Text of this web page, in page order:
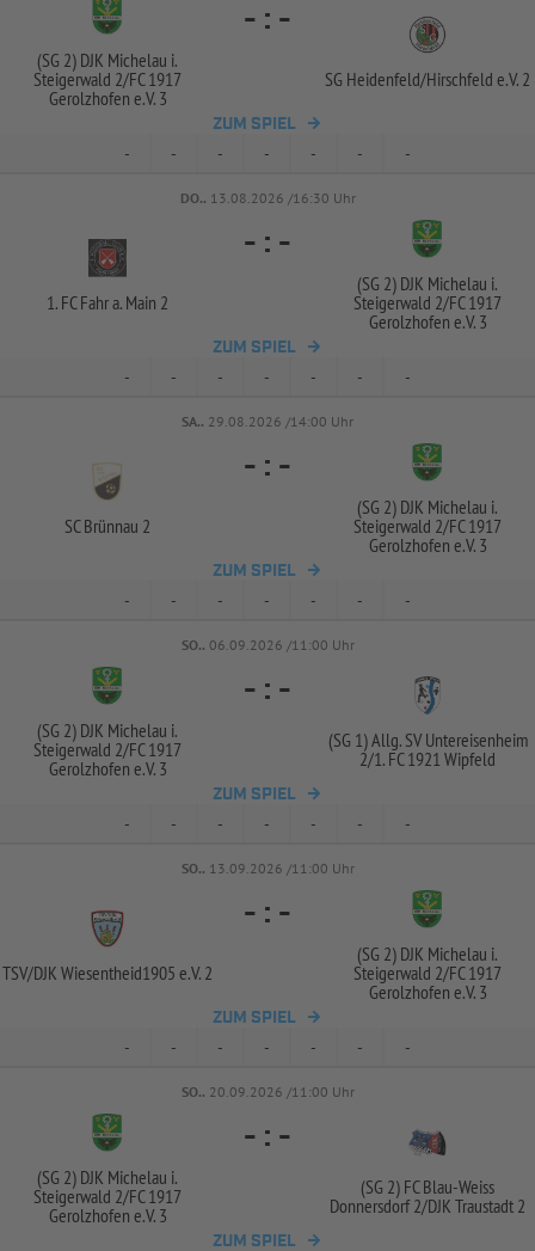
(SG 2) DJK Michelau i.
Steigerwald 2/FC 1917
Gerolzhofen e.V. 3
- : -
SG Heidenfeld/Hirschfeld e.V. 2
ZUM SPIEL
- - - - - - -
DO.. 13.08.2026 /16:30 Uhr
1. FC Fahr a. Main 2
- : -
(SG 2) DJK Michelau i.
Steigerwald 2/FC 1917
Gerolzhofen e.V. 3
ZUM SPIEL
- - - - - - -
SA.. 29.08.2026 /14:00 Uhr
SC Brünnau 2
- : -
(SG 2) DJK Michelau i.
Steigerwald 2/FC 1917
Gerolzhofen e.V. 3
ZUM SPIEL
- - - - - - -
SO.. 06.09.2026 /11:00 Uhr
(SG 2) DJK Michelau i.
Steigerwald 2/FC 1917
Gerolzhofen e.V. 3
- : -
(SG 1) Allg. SV Untereisenheim
2/1. FC 1921 Wipfeld
ZUM SPIEL
- - - - - - -
SO.. 13.09.2026 /11:00 Uhr
TSV/DJK Wiesentheid1905 e.V. 2
- : -
(SG 2) DJK Michelau i.
Steigerwald 2/FC 1917
Gerolzhofen e.V. 3
ZUM SPIEL
- - - - - - -
SO.. 20.09.2026 /11:00 Uhr
(SG 2) DJK Michelau i.
Steigerwald 2/FC 1917
Gerolzhofen e.V. 3
- : -
(SG 2) FC Blau-Weiss
Donnersdorf 2/DJK Traustadt 2
ZUM SPIEL